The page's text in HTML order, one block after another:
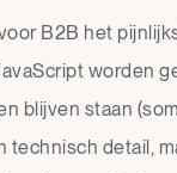
B2B het
worden
blijven staan
technisch detail,